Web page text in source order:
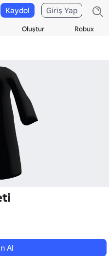
Oluştur Robux
Kaydol Giriş Yap
Al